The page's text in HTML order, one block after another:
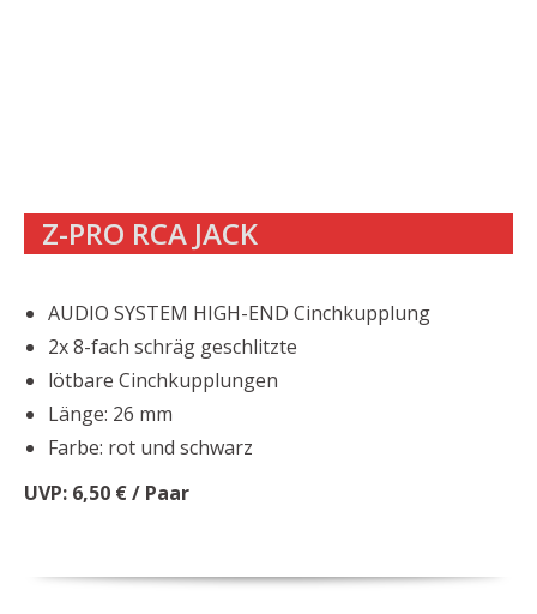
Z-PRO RCA JACK
AUDIO SYSTEM HIGH-END Cinchkupplung
2x 8-fach schräg geschlitzte
lötbare Cinchkupplungen
Länge: 26 mm
Farbe: rot und schwarz
UVP: 6,50 € / Paar